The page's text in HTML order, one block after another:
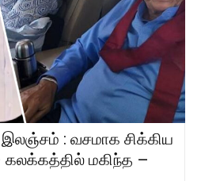
: வசமாக சிக்கிய
மகிந்த –